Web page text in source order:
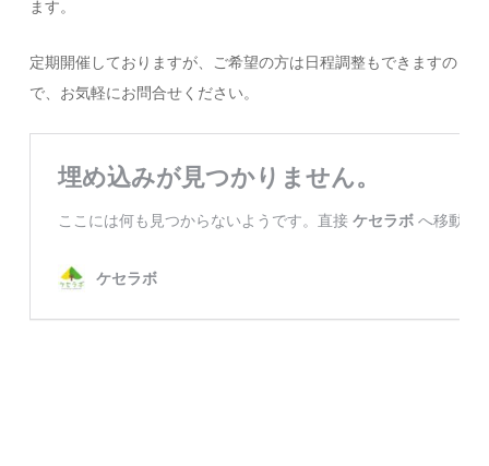
ます。
定期開催しておりますが、ご希望の方は日程調整もできますの
で、お気軽にお問合せください。